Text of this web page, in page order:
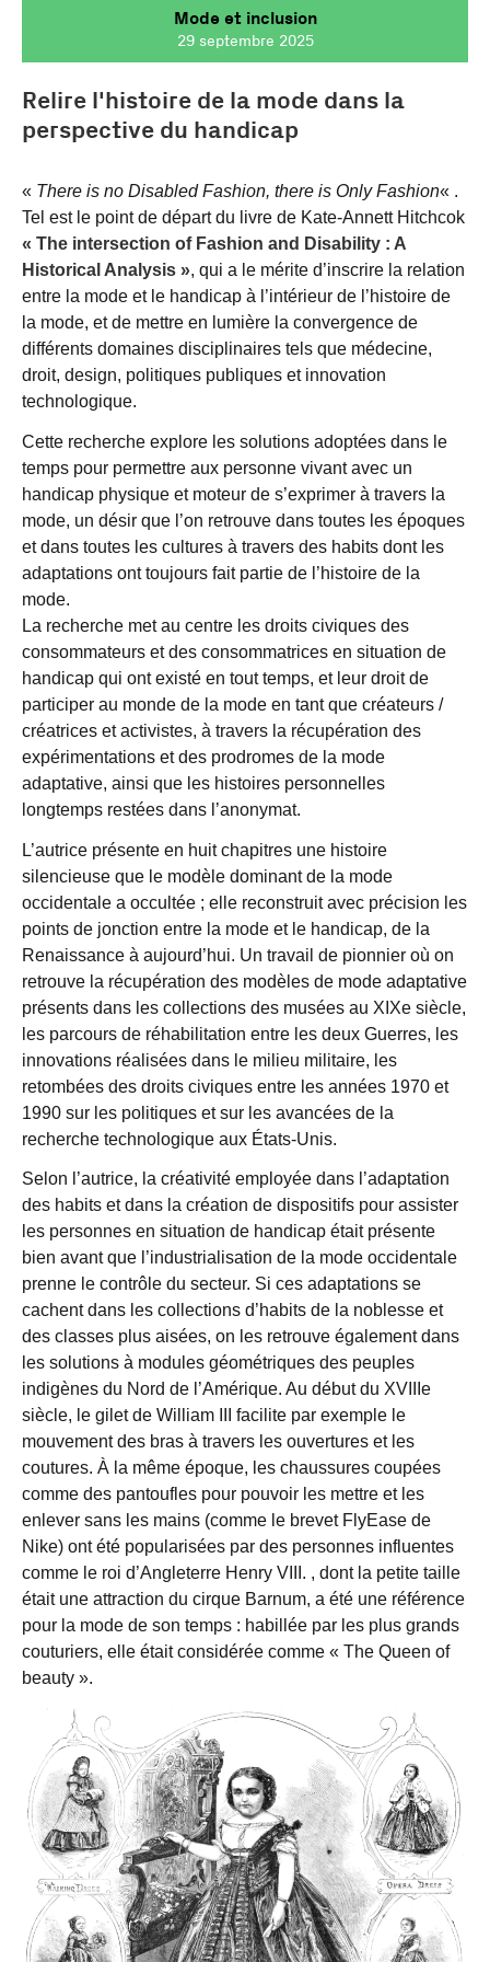
Mode et inclusion
29 septembre 2025
Relire l'histoire de la mode dans la
perspective du handicap
« There is no Disabled Fashion, there is Only Fashion« .
Tel est le point de départ du livre de Kate-Annett Hitchcok
« The intersection of Fashion and Disability : A
Historical Analysis », qui a le mérite d’inscrire la relation
entre la mode et le handicap à l’intérieur de l’histoire de
la mode, et de mettre en lumière la convergence de
différents domaines disciplinaires tels que médecine,
droit, design, politiques publiques et innovation
technologique.
Cette recherche explore les solutions adoptées dans le
temps pour permettre aux personne vivant avec un
handicap physique et moteur de s’exprimer à travers la
mode, un désir que l’on retrouve dans toutes les époques
et dans toutes les cultures à travers des habits dont les
adaptations ont toujours fait partie de l’histoire de la
mode.
La recherche met au centre les droits civiques des
consommateurs et des consommatrices en situation de
handicap qui ont existé en tout temps, et leur droit de
participer au monde de la mode en tant que créateurs /
créatrices et activistes, à travers la récupération des
expérimentations et des prodromes de la mode
adaptative, ainsi que les histoires personnelles
longtemps restées dans l’anonymat.
L’autrice présente en huit chapitres une histoire
silencieuse que le modèle dominant de la mode
occidentale a occultée ; elle reconstruit avec précision les
points de jonction entre la mode et le handicap, de la
Renaissance à aujourd’hui. Un travail de pionnier où on
retrouve la récupération des modèles de mode adaptative
présents dans les collections des musées au XIXe siècle,
les parcours de réhabilitation entre les deux Guerres, les
innovations réalisées dans le milieu militaire, les
retombées des droits civiques entre les années 1970 et
1990 sur les politiques et sur les avancées de la
recherche technologique aux États-Unis.
Selon l’autrice, la créativité employée dans l’adaptation
des habits et dans la création de dispositifs pour assister
les personnes en situation de handicap était présente
bien avant que l’industrialisation de la mode occidentale
prenne le contrôle du secteur. Si ces adaptations se
cachent dans les collections d’habits de la noblesse et
des classes plus aisées, on les retrouve également dans
les solutions à modules géométriques des peuples
indigènes du Nord de l’Amérique. Au début du XVIIIe
siècle, le gilet de William III facilite par exemple le
mouvement des bras à travers les ouvertures et les
coutures. À la même époque, les chaussures coupées
comme des pantoufles pour pouvoir les mettre et les
enlever sans les mains (comme le brevet FlyEase de
Nike) ont été popularisées par des personnes influentes
comme le roi d’Angleterre Henry VIII. , dont la petite taille
était une attraction du cirque Barnum, a été une référence
pour la mode de son temps : habillée par les plus grands
couturiers, elle était considérée comme « The Queen of
beauty ».